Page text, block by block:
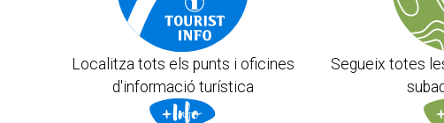
Localitza tots els punts i oficines
d'informació turística
Segueix totes